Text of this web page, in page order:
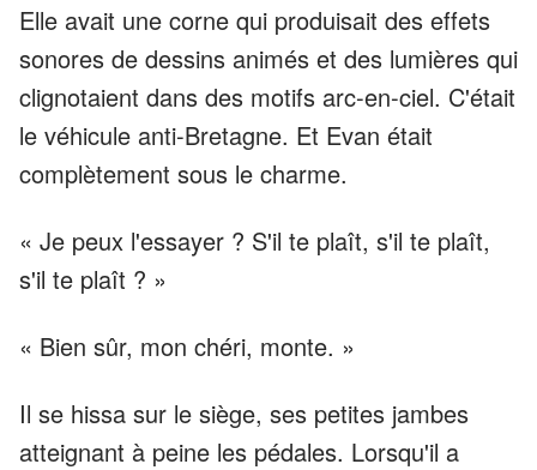
Elle avait une corne qui produisait des effets
sonores de dessins animés et des lumières qui
clignotaient dans des motifs arc-en-ciel. C'était
le véhicule anti-Bretagne. Et Evan était
complètement sous le charme.
« Je peux l'essayer ? S'il te plaît, s'il te plaît,
s'il te plaît ? »
« Bien sûr, mon chéri, monte. »
Il se hissa sur le siège, ses petites jambes
atteignant à peine les pédales. Lorsqu'il a